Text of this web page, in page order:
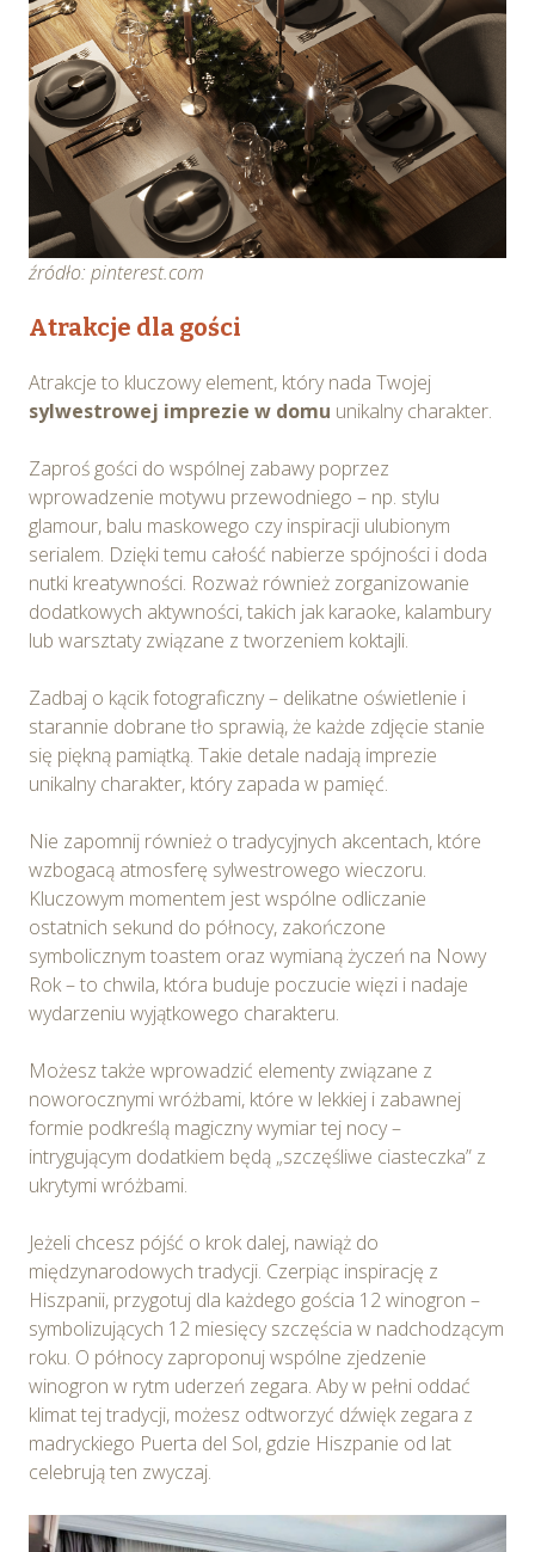
źródło: pinterest.com
Atrakcje dla gości
Atrakcje to kluczowy element, który nada Twojej
sylwestrowej imprezie w domu unikalny charakter.
Zaproś gości do wspólnej zabawy poprzez
wprowadzenie motywu przewodniego – np. stylu
glamour, balu maskowego czy inspiracji ulubionym
serialem. Dzięki temu całość nabierze spójności i doda
nutki kreatywności. Rozważ również zorganizowanie
dodatkowych aktywności, takich jak karaoke, kalambury
lub warsztaty związane z tworzeniem koktajli.
Zadbaj o kącik fotograficzny – delikatne oświetlenie i
starannie dobrane tło sprawią, że każde zdjęcie stanie
się piękną pamiątką. Takie detale nadają imprezie
unikalny charakter, który zapada w pamięć.
Nie zapomnij również o tradycyjnych akcentach, które
wzbogacą atmosferę sylwestrowego wieczoru.
Kluczowym momentem jest wspólne odliczanie
ostatnich sekund do północy, zakończone
symbolicznym toastem oraz wymianą życzeń na Nowy
Rok – to chwila, która buduje poczucie więzi i nadaje
wydarzeniu wyjątkowego charakteru.
Możesz także wprowadzić elementy związane z
noworocznymi wróżbami, które w lekkiej i zabawnej
formie podkreślą magiczny wymiar tej nocy –
intrygującym dodatkiem będą „szczęśliwe ciasteczka” z
ukrytymi wróżbami.
Jeżeli chcesz pójść o krok dalej, nawiąż do
międzynarodowych tradycji. Czerpiąc inspirację z
Hiszpanii, przygotuj dla każdego gościa 12 winogron –
symbolizujących 12 miesięcy szczęścia w nadchodzącym
roku. O północy zaproponuj wspólne zjedzenie
winogron w rytm uderzeń zegara. Aby w pełni oddać
klimat tej tradycji, możesz odtworzyć dźwięk zegara z
madryckiego Puerta del Sol, gdzie Hiszpanie od lat
celebrują ten zwyczaj.